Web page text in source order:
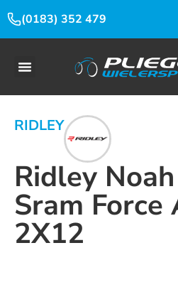
(0183) 352 479
RIDLEY
Ridley
Sram Force
2X12